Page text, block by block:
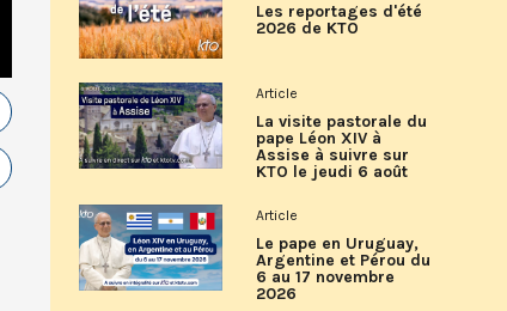
Les reportages d'été
2026 de KTO
Article
La visite pastorale du
pape Léon XIV à
Assise à suivre sur
KTO le jeudi 6 août
Article
Le pape en Uruguay,
Argentine et Pérou du
6 au 17 novembre
2026